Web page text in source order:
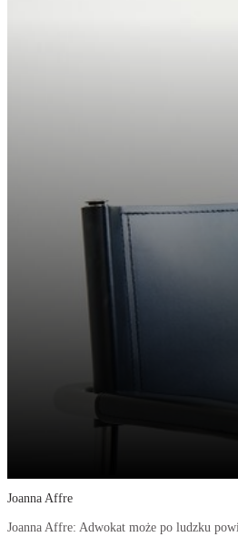
Joanna Affre
Joanna Affre: Adwokat może po ludzku